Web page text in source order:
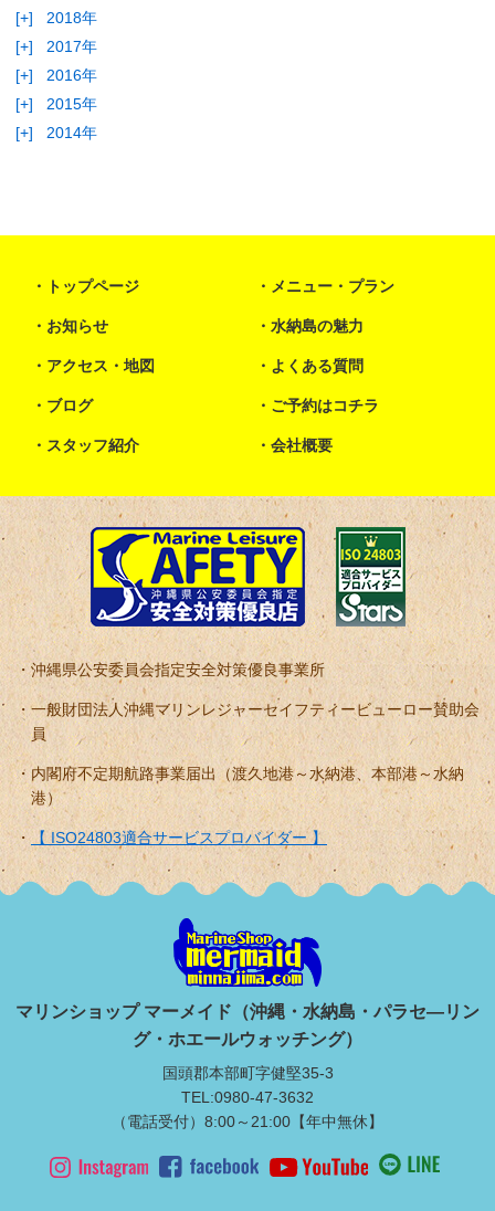
[+]
2018年
[+]
2017年
[+]
2016年
[+]
2015年
[+]
2014年
トップページ メニュー・プラン
お知らせ 水納島の魅力
アクセス・地図 よくある質問
ブログ ご予約はコチラ
スタッフ紹介 会社概要
沖縄県公安委員会指定安全対策優良事業所
一般財団法人沖縄マリンレジャーセイフティービューロー賛助会
員
内閣府不定期航路事業届出（渡久地港～水納港、本部港～水納
港）
【 ISO24803適合サービスプロバイダー 】
マリンショップ マーメイド（沖縄・水納島・パラセ―リン
グ・ホエールウォッチング）
国頭郡本部町字健堅35-3
TEL:0980-47-3632
（電話受付）8:00～21:00【年中無休】